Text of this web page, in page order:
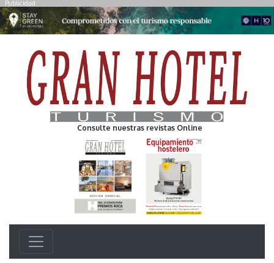
Publicidad
Consulte nuestras revistas Online